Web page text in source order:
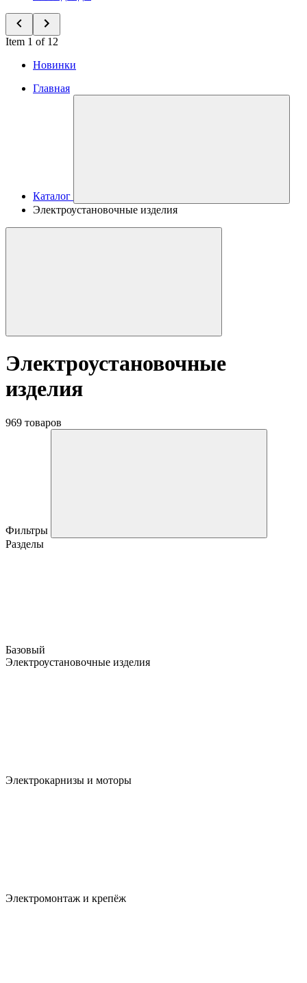
Item 1 of 12
Новинки
Главная
Каталог
Электроустановочные изделия
Электроустановочные
изделия
969 товаров
Фильтры
Разделы
Базовый
Электроустановочные изделия
Электрокарнизы и моторы
Электромонтаж и крепёж